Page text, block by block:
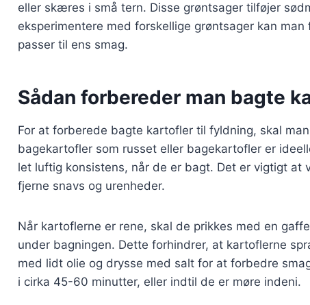
eller skæres i små tern. Disse grøntsager tilføjer
eksperimentere med forskellige grøntsager kan
passer til ens smag.
Sådan forbereder man bagte
For at forberede bagte kartofler til fyldning, skal
bagekartofler som russet eller bagekartofler er
let luftig konsistens, når de er bagt. Det er vigtigt at
fjerne snavs og urenheder.
Når kartoflerne er rene, skal de prikkes med en
under bagningen. Dette forhindrer, at kartoflerne
med lidt olie og drysse med salt for at forbedre
i cirka 45-60 minutter, eller indtil de er møre indeni.